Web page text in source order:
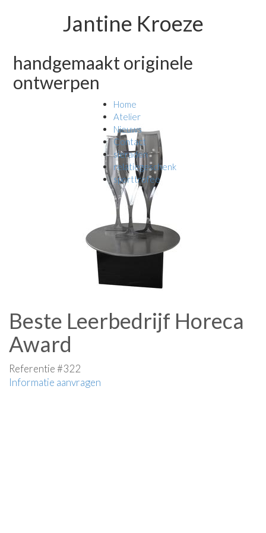
Jantine Kroeze
handgemaakt originele
ontwerpen
Home
Atelier
Nieuws
Contact
sieraden
relatiegeschenk
sporttrofee
Beste Leerbedrijf Horeca
Award
Referentie #322
Informatie aanvragen